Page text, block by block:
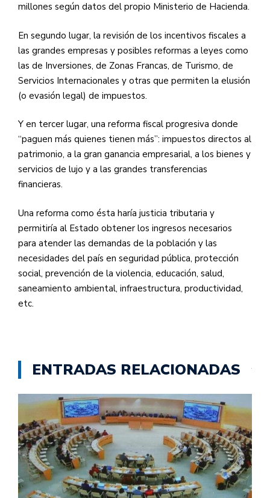
millones según datos del propio Ministerio de Hacienda.
En segundo lugar, la revisión de los incentivos fiscales a
las grandes empresas y posibles reformas a leyes como
las de Inversiones, de Zonas Francas, de Turismo, de
Servicios Internacionales y otras que permiten la elusión
(o evasión legal) de impuestos.
Y en tercer lugar, una reforma fiscal progresiva donde
“paguen más quienes tienen más”: impuestos directos al
patrimonio, a la gran ganancia empresarial, a los bienes y
servicios de lujo y a las grandes transferencias
financieras.
Una reforma como ésta haría justicia tributaria y
permitiría al Estado obtener los ingresos necesarios
para atender las demandas de la población y las
necesidades del país en seguridad pública, protección
social, prevención de la violencia, educación, salud,
saneamiento ambiental, infraestructura, productividad,
etc.
ENTRADAS RELACIONADAS